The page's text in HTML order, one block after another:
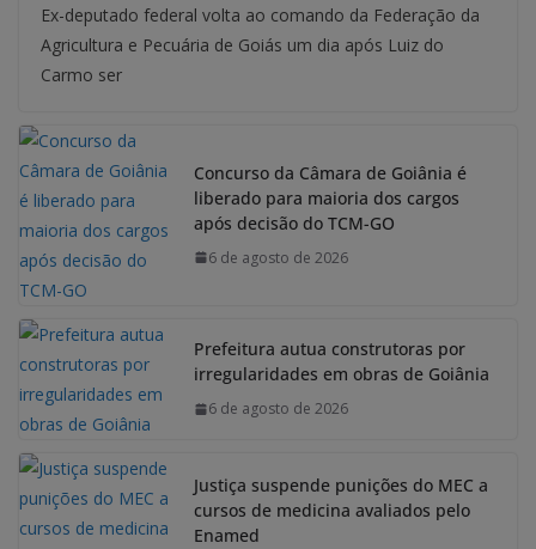
Ex-deputado federal volta ao comando da Federação da
Agricultura e Pecuária de Goiás um dia após Luiz do
Carmo ser
Concurso da Câmara de Goiânia é
liberado para maioria dos cargos
após decisão do TCM-GO
6 de agosto de 2026
Prefeitura autua construtoras por
irregularidades em obras de Goiânia
6 de agosto de 2026
Justiça suspende punições do MEC a
cursos de medicina avaliados pelo
Enamed